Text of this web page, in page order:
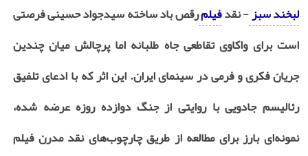
لبخند سبز- نقدفیلمرقص باد ساخته سیدجواد حسینی فرصتی
است برای واکاوی تقاطعی جاه‌ طلبانه اما پرچالش میان چندین
جریان فکری و فرمی در سینمای ایران. این اثر که با ادعای تلفیق
رئالیسم جادویی با روایتی از جنگ دوازده ‌روزه عرضه شده،
نمونه‌ای بارز برای مطالعه از طریق چارچوب‌های نقد مدرن فیلم